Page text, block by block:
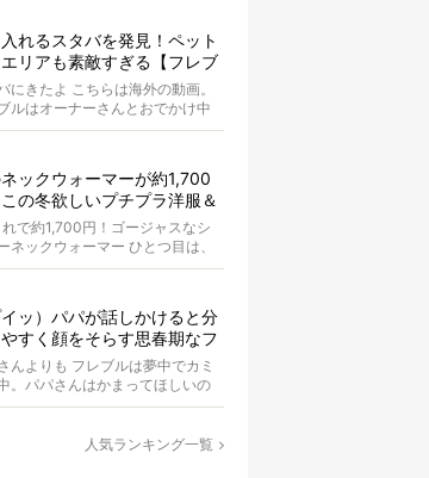
れるスタバを発見！ペット
リアも素敵すぎる【フレブ
】
にきたよ こちらは海外の動画。
ルはオーナーさんとおでかけ中
少しカフェで休憩し...
ックウォーマーが約1,700
の冬欲しいプチプラ洋服＆
ム【4選】
で約1,700円！ゴージャスなシ
ネックウォーマー ひとつ目は、
ー生地を使用したネックウォー
イッ）パパが話しかけると分
すく顔をそらす思春期なフ
ル【動画】
んよりも フレブルは夢中でカミ
。パパさんはかまってほしいの
レブルのお尻を触っています。
人気ランキング一覧